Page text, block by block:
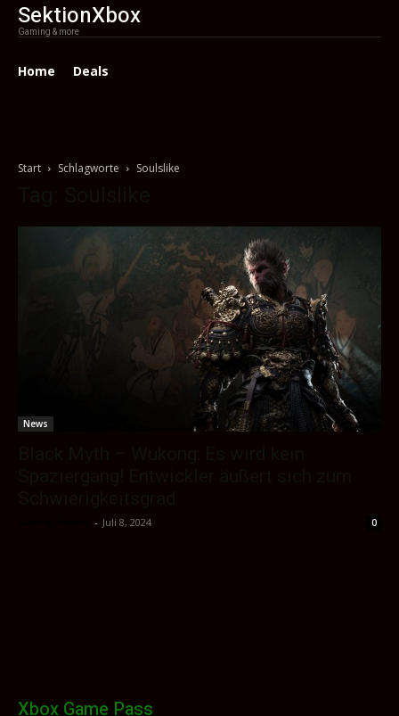
SektionXbox
Gaming & more
Home Deals
Start Schlagworte Soulslike
News
- Juli 8, 2024 0
Xbox Game Pass